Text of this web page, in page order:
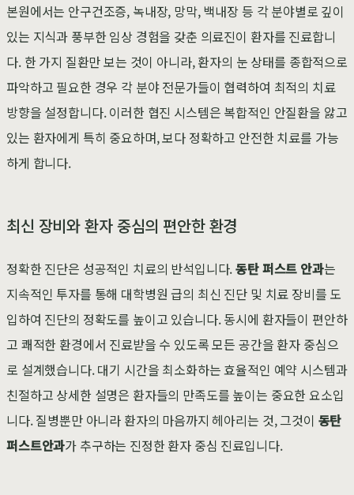
본원에서는 안구건조증, 녹내장, 망막, 백내장 등 각 분야별로 깊이
있는 지식과 풍부한 임상 경험을 갖춘 의료진이 환자를 진료합니
다. 한 가지 질환만 보는 것이 아니라, 환자의 눈 상태를 종합적으로
파악하고 필요한 경우 각 분야 전문가들이 협력하여 최적의 치료
방향을 설정합니다. 이러한 협진 시스템은 복합적인 안질환을 앓고
있는 환자에게 특히 중요하며, 보다 정확하고 안전한 치료를 가능
하게 합니다.
최신 장비와 환자 중심의 편안한 환경
정확한 진단은 성공적인 치료의 반석입니다.동탄 퍼스트 안과는
지속적인 투자를 통해 대학병원 급의 최신 진단 및 치료 장비를 도
입하여 진단의 정확도를 높이고 있습니다. 동시에 환자들이 편안하
고 쾌적한 환경에서 진료받을 수 있도록 모든 공간을 환자 중심으
로 설계했습니다. 대기 시간을 최소화하는 효율적인 예약 시스템과
친절하고 상세한 설명은 환자들의 만족도를 높이는 중요한 요소입
니다. 질병뿐만 아니라 환자의 마음까지 헤아리는 것, 그것이 동탄
퍼스트안과가 추구하는 진정한 환자 중심 진료입니다.